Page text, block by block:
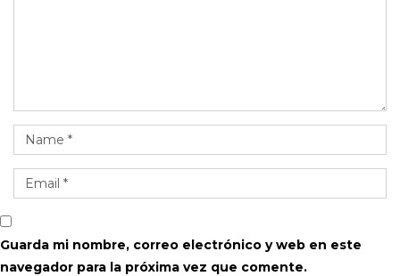
Guarda mi nombre, correo electrónico y web en este
navegador para la próxima vez que comente.